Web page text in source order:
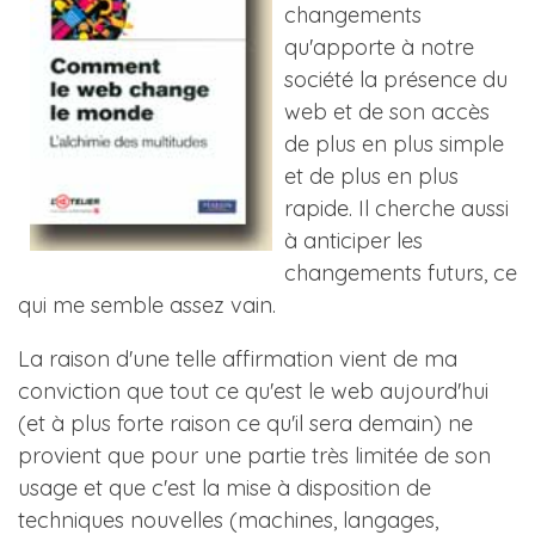
changements
qu'apporte à notre
société la présence du
web et de son accès
de plus en plus simple
et de plus en plus
rapide. Il cherche aussi
à anticiper les
changements futurs, ce
qui me semble assez vain.
La raison d'une telle affirmation vient de ma
conviction que tout ce qu'est le web aujourd'hui
(et à plus forte raison ce qu'il sera demain) ne
provient que pour une partie très limitée de son
usage et que c'est la mise à disposition de
techniques nouvelles (machines, langages,